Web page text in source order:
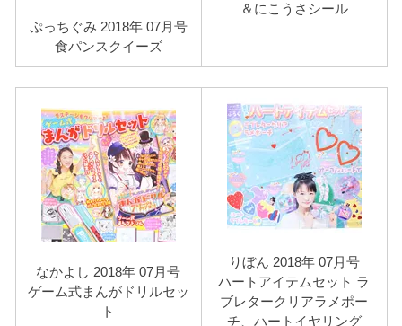
ぷっちぐみ 2018年 07月号
食パンスクイーズ
＆にこうさシール
なかよし 2018年 07月号
ゲーム式まんがドリルセッ
ト
りぼん 2018年 07月号
ハートアイテムセット ラ
ブレタークリアラメポー
チ、ハートイヤリング